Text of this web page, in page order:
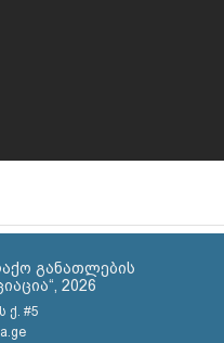
განათლების
2026
ქ. #5